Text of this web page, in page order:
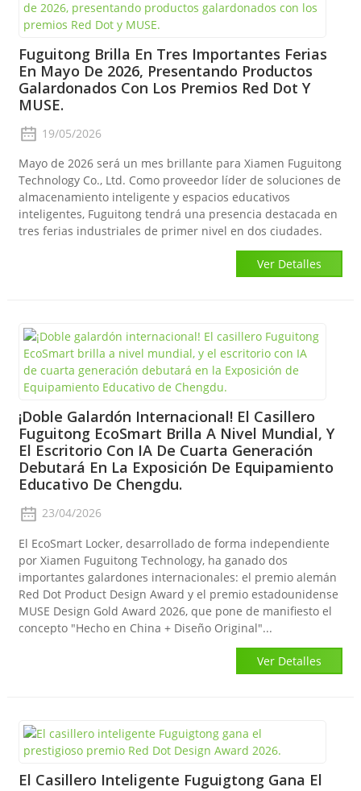
Fuguitong Brilla En Tres Importantes Ferias
En Mayo De 2026, Presentando Productos
Galardonados Con Los Premios Red Dot Y
MUSE.
19/05/2026
Mayo de 2026 será un mes brillante para Xiamen Fuguitong
Technology Co., Ltd. Como proveedor líder de soluciones de
almacenamiento inteligente y espacios educativos
inteligentes, Fuguitong tendrá una presencia destacada en
tres ferias industriales de primer nivel en dos ciudades.
Ver Detalles
¡Doble Galardón Internacional! El Casillero
Fuguitong EcoSmart Brilla A Nivel Mundial, Y
El Escritorio Con IA De Cuarta Generación
Debutará En La Exposición De Equipamiento
Educativo De Chengdu.
23/04/2026
El EcoSmart Locker, desarrollado de forma independiente
por Xiamen Fuguitong Technology, ha ganado dos
importantes galardones internacionales: el premio alemán
Red Dot Product Design Award y el premio estadounidense
MUSE Design Gold Award 2026, que pone de manifiesto el
concepto "Hecho en China + Diseño Original"...
Ver Detalles
El Casillero Inteligente Fuguigtong Gana El